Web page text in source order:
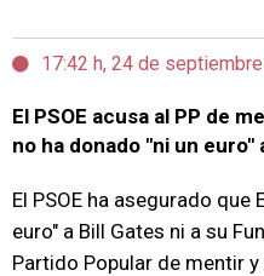
17:42 h, 24 de
El PSOE acusa al PP de
no ha donado "ni un euro"
El PSOE ha asegurado que
euro" a Bill Gates ni a su
Partido Popular de mentir